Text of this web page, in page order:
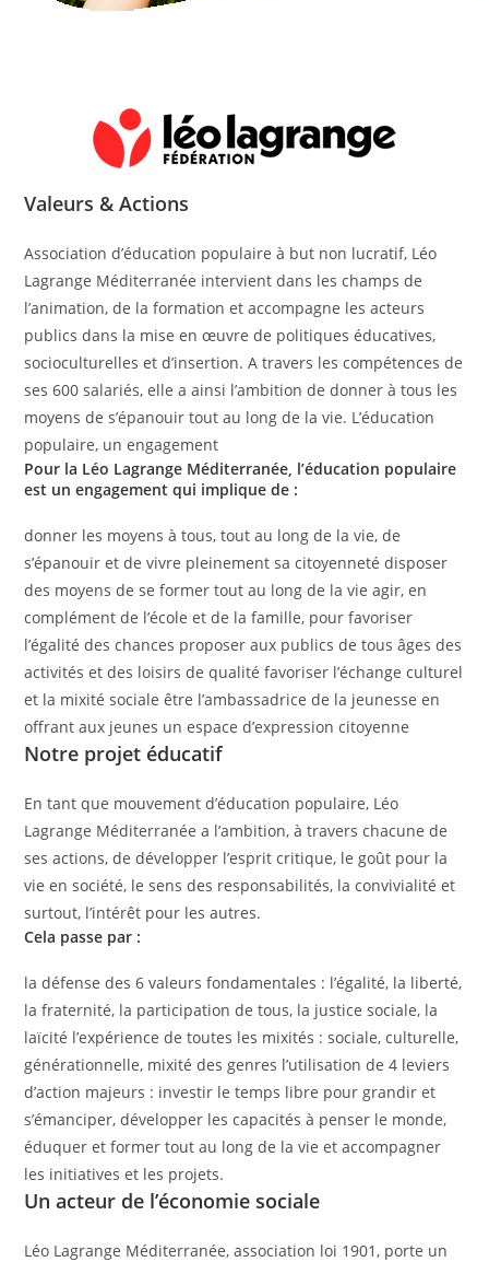
Valeurs & Actions
Association d’éducation populaire à but non lucratif, Léo
Lagrange Méditerranée intervient dans les champs de
l’animation, de la formation et accompagne les acteurs
publics dans la mise en œuvre de politiques éducatives,
socioculturelles et d’insertion. A travers les compétences de
ses 600 salariés, elle a ainsi l’ambition de donner à tous les
moyens de s’épanouir tout au long de la vie. L’éducation
populaire, un engagement
Pour la Léo Lagrange Méditerranée, l’éducation populaire
est un engagement qui implique de :
donner les moyens à tous, tout au long de la vie, de
s’épanouir et de vivre pleinement sa citoyenneté disposer
des moyens de se former tout au long de la vie agir, en
complément de l’école et de la famille, pour favoriser
l’égalité des chances proposer aux publics de tous âges des
activités et des loisirs de qualité favoriser l’échange culturel
et la mixité sociale être l’ambassadrice de la jeunesse en
offrant aux jeunes un espace d’expression citoyenne
Notre projet éducatif
En tant que mouvement d’éducation populaire, Léo
Lagrange Méditerranée a l’ambition, à travers chacune de
ses actions, de développer l’esprit critique, le goût pour la
vie en société, le sens des responsabilités, la convivialité et
surtout, l’intérêt pour les autres.
Cela passe par :
la défense des 6 valeurs fondamentales : l’égalité, la liberté,
la fraternité, la participation de tous, la justice sociale, la
laïcité l’expérience de toutes les mixités : sociale, culturelle,
générationnelle, mixité des genres l’utilisation de 4 leviers
d’action majeurs : investir le temps libre pour grandir et
s’émanciper, développer les capacités à penser le monde,
éduquer et former tout au long de la vie et accompagner
les initiatives et les projets.
Un acteur de l’économie sociale
Léo Lagrange Méditerranée, association loi 1901, porte un